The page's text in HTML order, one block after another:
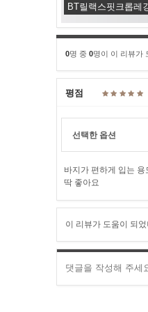
BT릴랙스핏크롭레
0명 중 0명이 이 리뷰가
평점
선택한 옵션
바지가 편하게 입는 용
딱 좋아요
이 리뷰가 도움이 되